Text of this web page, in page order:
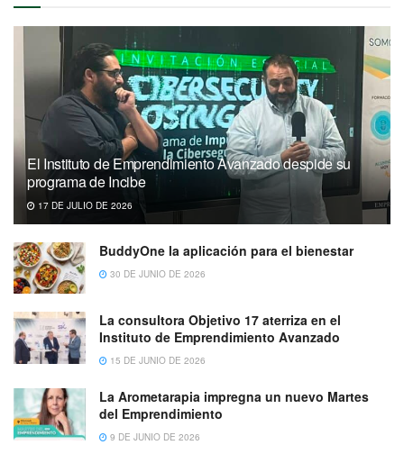
El Instituto de Emprendimiento Avanzado despide su
programa de Incibe
17 DE JULIO DE 2026
BuddyOne la aplicación para el bienestar
30 DE JUNIO DE 2026
La consultora Objetivo 17 aterriza en el
Instituto de Emprendimiento Avanzado
15 DE JUNIO DE 2026
La Arometarapia impregna un nuevo Martes
del Emprendimiento
9 DE JUNIO DE 2026